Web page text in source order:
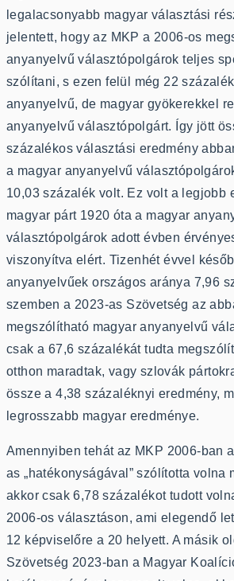
legalacsonyabb magyar választási
jelentett, hogy az MKP a 2006-os
anyanyelvű választópolgárok teljes
szólítani, s ezen felül még 22
anyanyelvű, de magyar gyökerekkel
anyanyelvű választópolgárt. Így jött
százalékos választási eredmény
a magyar anyanyelvű
10,03 százalék volt. Ez volt a legjobb
magyar párt 1920 óta a magyar
választópolgárok adott évben
viszonyítva elért. Tizenhét évvel
anyanyelvűek országos aránya 7,96
szemben a 2023-as Szövetség az
megszólítható magyar anyanyelvű
csak a 67,6 százalékát tudta
otthon maradtak, vagy szlovák
össze a 4,38 százaléknyi eredmény,
legrosszabb magyar eredménye.
Amennyiben tehát az MKP 2006-ban
as „hatékonyságával” szólította volna
akkor csak 6,78 százalékot tudott
2006-os választáson, ami elegendő
12 képviselőre a 20 helyett. A másik
Szövetség 2023-ban a Magyar